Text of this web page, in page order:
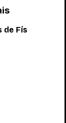
Radiacao de
de Fís